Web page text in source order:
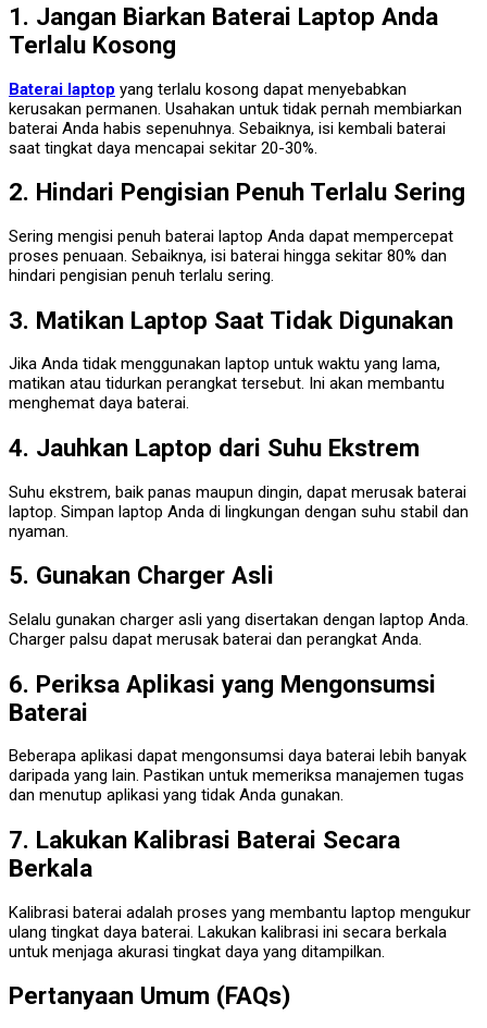
1. Jangan Biarkan Baterai Laptop Anda
Terlalu Kosong
Baterai laptop yang terlalu kosong dapat menyebabkan
kerusakan permanen. Usahakan untuk tidak pernah membiarkan
baterai Anda habis sepenuhnya. Sebaiknya, isi kembali baterai
saat tingkat daya mencapai sekitar 20-30%.
2. Hindari Pengisian Penuh Terlalu Sering
Sering mengisi penuh baterai laptop Anda dapat mempercepat
proses penuaan. Sebaiknya, isi baterai hingga sekitar 80% dan
hindari pengisian penuh terlalu sering.
3. Matikan Laptop Saat Tidak Digunakan
Jika Anda tidak menggunakan laptop untuk waktu yang lama,
matikan atau tidurkan perangkat tersebut. Ini akan membantu
menghemat daya baterai.
4. Jauhkan Laptop dari Suhu Ekstrem
Suhu ekstrem, baik panas maupun dingin, dapat merusak baterai
laptop. Simpan laptop Anda di lingkungan dengan suhu stabil dan
nyaman.
5. Gunakan Charger Asli
Selalu gunakan charger asli yang disertakan dengan laptop Anda.
Charger palsu dapat merusak baterai dan perangkat Anda.
6. Periksa Aplikasi yang Mengonsumsi
Baterai
Beberapa aplikasi dapat mengonsumsi daya baterai lebih banyak
daripada yang lain. Pastikan untuk memeriksa manajemen tugas
dan menutup aplikasi yang tidak Anda gunakan.
7. Lakukan Kalibrasi Baterai Secara
Berkala
Kalibrasi baterai adalah proses yang membantu laptop mengukur
ulang tingkat daya baterai. Lakukan kalibrasi ini secara berkala
untuk menjaga akurasi tingkat daya yang ditampilkan.
Pertanyaan Umum (FAQs)